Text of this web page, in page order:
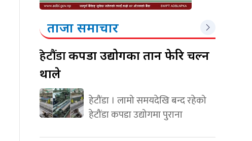
ताजा समाचार
हेटौंडाकपडा उद्योगका तान फेरि चल्न
थाले
हेटौंडा । लामो समयदेखि बन्द रहेको
हेटौंडा कपडा उद्योगमा पुराना